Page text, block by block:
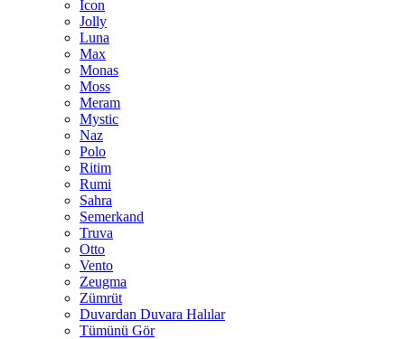
İcon
Jolly
Luna
Max
Monas
Moss
Meram
Mystic
Naz
Polo
Ritim
Rumi
Sahra
Semerkand
Truva
Otto
Vento
Zeugma
Zümrüt
Duvardan Duvara Halılar
Tümünü Gör